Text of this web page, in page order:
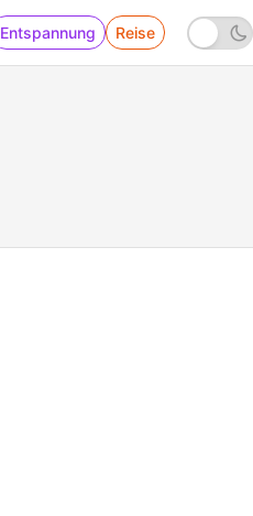
Entspannung Reise